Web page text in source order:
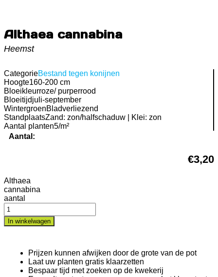
Althaea cannabina
Heemst
CategorieBestand tegen konijnen
Hoogte160-200 cm
Bloeikleurroze/ purperrood
Bloeitijdjuli-september
WintergroenBladverliezend
StandplaatsZand: zon/halfschaduw | Klei: zon
Aantal planten5/m²
Aantal:
€3,20
Althaea
cannabina
aantal
In winkelwagen
Prijzen kunnen afwijken door de grote van de pot
Laat uw planten gratis klaarzetten
Bespaar tijd met zoeken op de kwekerij